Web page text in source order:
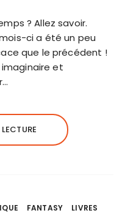
? Allez savoir.
ci a été un peu
que le précédent !
et
FANTASY
LIVRES